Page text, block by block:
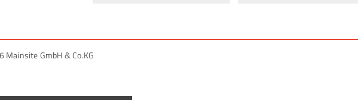
Mainsite GmbH & Co.KG